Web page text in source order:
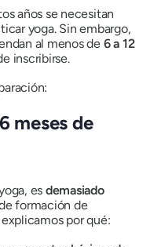
años se necesitan
yoga. Sin embargo,
al menos de 6 a 12
inscribirse.
meses de
es demasiado
formación de
por qué: